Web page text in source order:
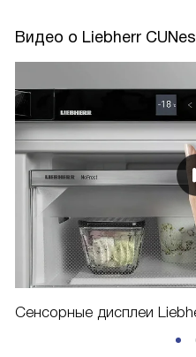
Видео о Liebherr
Сенсорные дисплеи